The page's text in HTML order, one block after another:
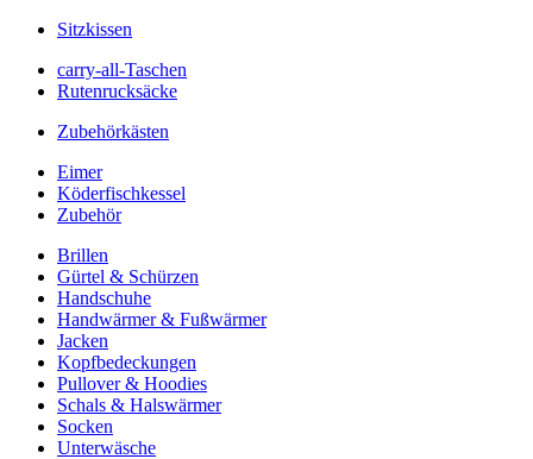
Sitzkissen
carry-all-Taschen
Rutenrucksäcke
Zubehörkästen
Eimer
Köderfischkessel
Zubehör
Brillen
Gürtel & Schürzen
Handschuhe
Handwärmer & Fußwärmer
Jacken
Kopfbedeckungen
Pullover & Hoodies
Schals & Halswärmer
Socken
Unterwäsche